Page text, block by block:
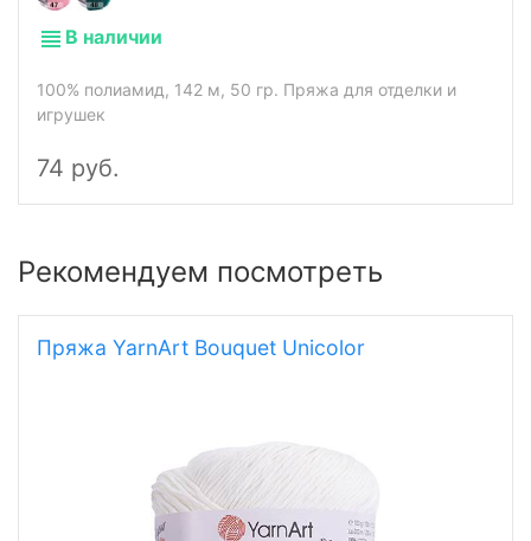
В наличии
100% полиамид, 142 м, 50 гр. Пряжа для отделки и
игрушек
74 руб.
Рекомендуем посмотреть
Пряжа YarnArt Bouquet Unicolor